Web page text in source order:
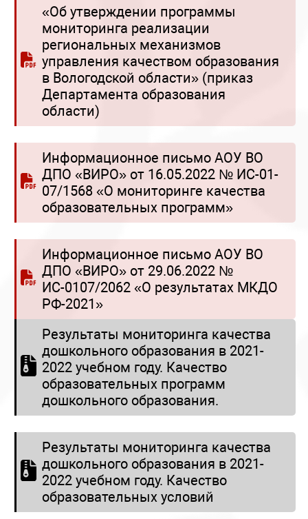
«Об утверждении программы
мониторинга реализации
региональных механизмов
управления качеством образования
в Вологодской области» (приказ
Департамента образования
области)
Информационное письмо АОУ ВО
ДПО «ВИРО» от 16.05.2022 № ИС-01-
07/1568 «О мониторинге качества
образовательных программ»
Информационное письмо АОУ ВО
ДПО «ВИРО» от 29.06.2022 №
ИС-0107/2062 «О результатах МКДО
РФ-2021»
Результаты мониторинга качества
дошкольного образования в 2021-
2022 учебном году. Качество
образовательных программ
дошкольного образования.
Результаты мониторинга качества
дошкольного образования в 2021-
2022 учебном году. Качество
образовательных условий